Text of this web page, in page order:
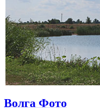
Волга Фото